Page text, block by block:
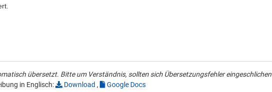
übersetzt. Bitte um Verständnis, sollten sich Übersetzungsfehler eingeschlichen
in Englisch: Download , Google Docs